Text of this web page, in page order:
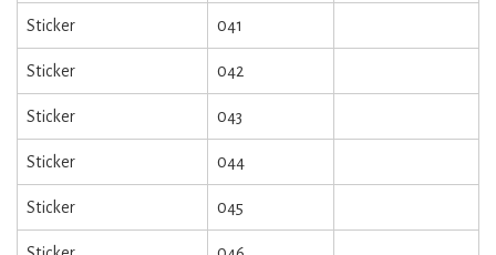
Sticker 041
Sticker 042
Sticker 043
Sticker 044
Sticker 045